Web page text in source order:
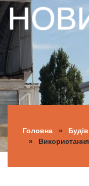
Головна »
» Використання